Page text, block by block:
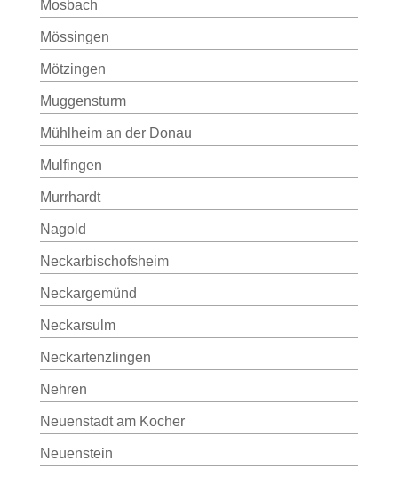
Mosbach
Mössingen
Mötzingen
Muggensturm
Mühlheim an der Donau
Mulfingen
Murrhardt
Nagold
Neckarbischofsheim
Neckargemünd
Neckarsulm
Neckartenzlingen
Nehren
Neuenstadt am Kocher
Neuenstein